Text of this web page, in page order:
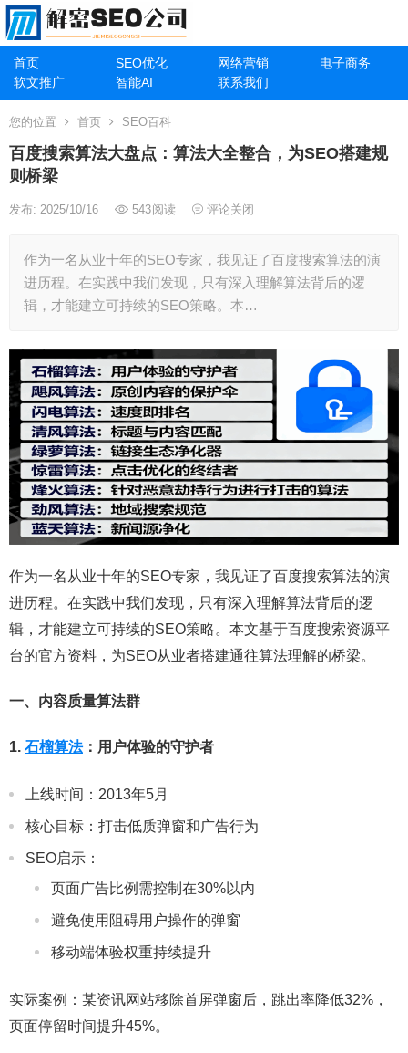
首页 SEO优化 网络营销
电子商务
软文推广
智能AI 联系我们
您的位置 首页 SEO百科
百度搜索算法大盘点：算法大全整合，为SEO搭建规
则桥梁
发布: 2025/10/16 543阅读 评论关闭
作为一名从业十年的SEO专家，我见证了百度搜索算法的演
进历程。在实践中我们发现，只有深入理解算法背后的逻
辑，才能建立可持续的SEO策略。本…
作为一名从业十年的SEO专家，我见证了百度搜索算法的演
进历程。在实践中我们发现，只有深入理解算法背后的逻
辑，才能建立可持续的SEO策略。本文基于百度搜索资源平
台的官方资料，为SEO从业者搭建通往算法理解的桥梁。
一、内容质量算法群
1. 石榴算法：用户体验的守护者
上线时间：2013年5月
核心目标：打击低质弹窗和广告行为
SEO启示：
页面广告比例需控制在30%以内
避免使用阻碍用户操作的弹窗
移动端体验权重持续提升
实际案例：某资讯网站移除首屏弹窗后，跳出率降低32%，
页面停留时间提升45%。